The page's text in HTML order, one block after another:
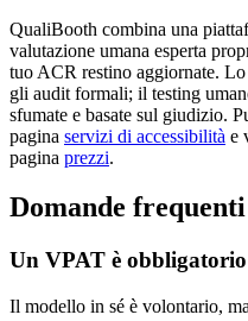
QualiBooth combina una
valutazione umana esperta
tuo ACR restino aggiornate.
gli audit formali; il testing
sfumate e basate sul giudizio.
pagina servizi di accessibilità e
pagina prezzi.
Domande frequenti
Un VPAT è obbligatorio
Il modello in sé è volontario,